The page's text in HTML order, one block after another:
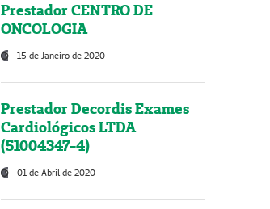
Prestador CENTRO DE
ONCOLOGIA
15 de Janeiro de 2020
Prestador Decordis Exames
Cardiológicos LTDA
(51004347-4)
01 de Abril de 2020